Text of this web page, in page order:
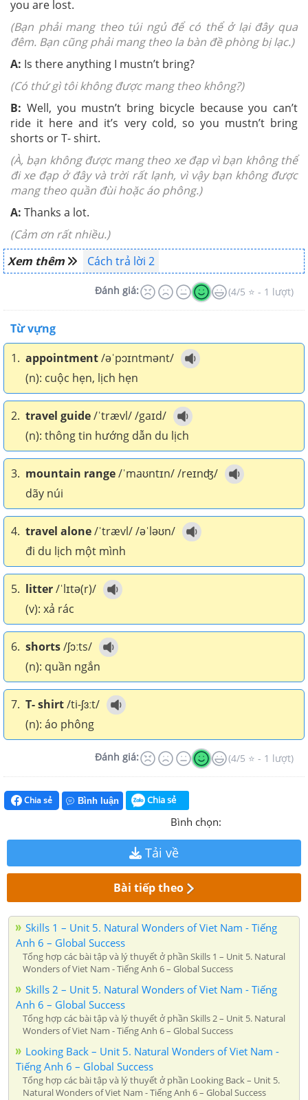
you are lost.
(Bạn phải mang theo túi ngủ để có thể ở lại đây qua
đêm. Bạn cũng phải mang theo la bàn đề phòng bị lạc.)
A: Is there anything I mustn’t bring?
(Có thứ gì tôi không được mang theo không?)
B: Well, you mustn’t bring bicycle because you can’t
ride it here and it’s very cold, so you mustn’t bring
shorts or T- shirt.
(À, bạn không được mang theo xe đạp vì bạn không thể
đi xe đạp ở đây và trời rất lạnh, vì vậy bạn không được
mang theo quần đùi hoặc áo phông.)
A: Thanks a lot.
(Cảm ơn rất nhiều.)
Xem thêm
Cách trả lời 2
Đánh giá: (4/5 ⭐ - 1 lượt)
Từ vựng
1. appointment/əˈpɔɪntmənt/
(n): cuộc hẹn, lịch hẹn
2. travel guide/ˈtrævl/ /gaɪd/
(n): thông tin hướng dẫn du lịch
3. mountain range/ˈmaʊntɪn/ /reɪnʤ/
dãy núi
4. travel alone/ˈtrævl/ /əˈləʊn/
đi du lịch một mình
5. litter/ˈlɪtə(r)/
(v): xả rác
6. shorts/ʃɔːts/
(n): quần ngắn
7. T- shirt/ti-ʃɜːt/
(n): áo phông
Đánh giá: (4/5 ⭐ - 1 lượt)
Chia sẻ Bình luận Chia sẻ
Bình chọn:
Tải về
Bài tiếp theo
Skills 1 – Unit 5. Natural Wonders of Viet Nam - Tiếng
Anh 6 – Global Success
Tổng hợp các bài tập và lý thuyết ở phần Skills 1 – Unit 5. Natural
Wonders of Viet Nam - Tiếng Anh 6 – Global Success
Skills 2 – Unit 5. Natural Wonders of Viet Nam - Tiếng
Anh 6 – Global Success
Tổng hợp các bài tập và lý thuyết ở phần Skills 2 – Unit 5. Natural
Wonders of Viet Nam - Tiếng Anh 6 – Global Success
Looking Back – Unit 5. Natural Wonders of Viet Nam -
Tiếng Anh 6 – Global Success
Tổng hợp các bài tập và lý thuyết ở phần Looking Back – Unit 5.
Natural Wonders of Viet Nam - Tiếng Anh 6 – Global Success